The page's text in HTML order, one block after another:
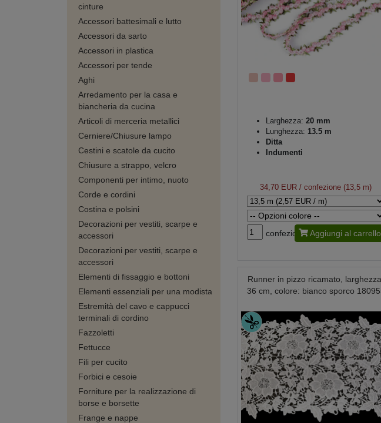
cinture
Accessori battesimali e lutto
Accessori da sarto
Accessori in plastica
Accessori per tende
Aghi
Arredamento per la casa e
biancheria da cucina
Articoli di merceria metallici
Cerniere/Chiusure lampo
Cestini e scatole da cucito
Chiusure a strappo, velcro
Componenti per intimo, nuoto
Corde e cordini
Costina e polsini
Decorazioni per vestiti, scarpe e
accessori
Decorazioni per vestiti, scarpe e
accessori
Elementi di fissaggio e bottoni
Elementi essenziali per una modista
Estremità del cavo e cappucci
terminali di cordino
Fazzoletti
Fettucce
Fili per cucito
Forbici e cesoie
Forniture per la realizzazione di
borse e borsette
Frange e nappe
Larghezza: 20 mm
Lunghezza: 13.5 m
Ditta
Indumenti
34,70 EUR / confezione (13,5 m)
confezione Aggiungi al carrello
Runner in pizzo ricamato,
36 cm, colore: bianco sporco